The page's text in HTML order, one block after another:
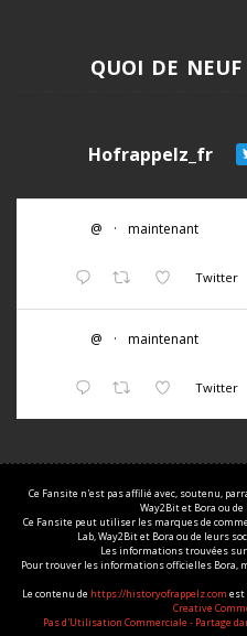
QUOI DE
Hofrappelz_fr
@ · maintenant
Twitter
@ · maintenant
Twitter
Ce Fansite n'est pas affilié avec, soutenu,
Way2Bit et Bora ou
Ce Fansite peut utiliser les marques de
Lab, Way2Bit et Bora ou de leurs
Les informations trouvées
Pour trouver les informations officielles Bora,
Le contenu de https://historyofrappelz.com est
Creative
Pas d'Utilisation Commerciale - Partage